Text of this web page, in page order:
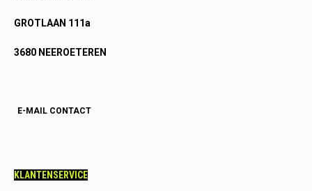
GROTLAAN 111a
3680 NEEROETEREN
E-MAIL CONTACT
KLANTENSERVICE